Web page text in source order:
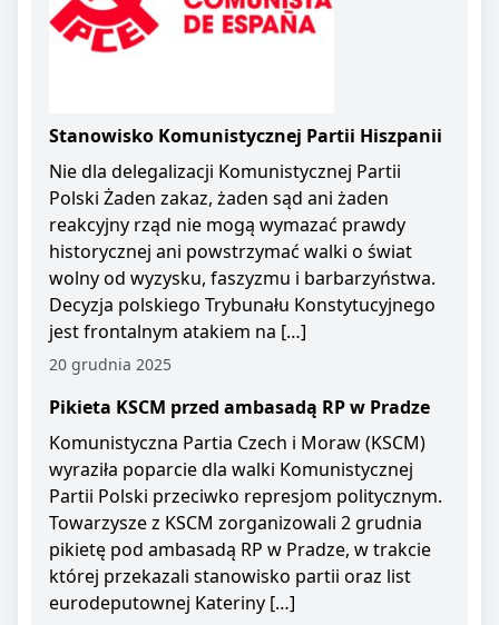
Stanowisko Komunistycznej Partii Hiszpanii
Nie dla delegalizacji Komunistycznej Partii
Polski Żaden zakaz, żaden sąd ani żaden
reakcyjny rząd nie mogą wymazać prawdy
historycznej ani powstrzymać walki o świat
wolny od wyzysku, faszyzmu i barbarzyństwa.
Decyzja polskiego Trybunału Konstytucyjnego
jest frontalnym atakiem na […]
20 grudnia 2025
Pikieta KSCM przed ambasadą RP w Pradze
Komunistyczna Partia Czech i Moraw (KSCM)
wyraziła poparcie dla walki Komunistycznej
Partii Polski przeciwko represjom politycznym.
Towarzysze z KSCM zorganizowali 2 grudnia
pikietę pod ambasadą RP w Pradze, w trakcie
której przekazali stanowisko partii oraz list
eurodeputownej Kateriny […]